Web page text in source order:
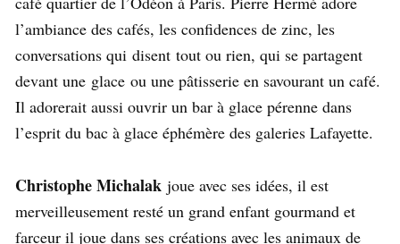
l’ambiance des cafés, les confidences de zinc, les
conversations qui disent tout ou rien, qui se partagent
devant une glace ou une pâtisserie en savourant un café.
Il adorerait aussi ouvrir un bar à glace pérenne dans
l’esprit du bac à glace éphémère des galeries Lafayette.
Christophe Michalak joue avec ses idées, il est
merveilleusement resté un grand enfant gourmand et
farceur il joue dans ses créations avec les animaux de